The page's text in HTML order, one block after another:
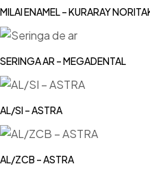
MILAI ENAMEL – KURARAY
SERINGA AR – MEGADENTAL
AL/SI – ASTRA
AL/ZCB – ASTRA